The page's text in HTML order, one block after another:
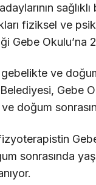
fiziksel ve
Gebe Okulu’na
ve
Gebe
doğum
sonrasında